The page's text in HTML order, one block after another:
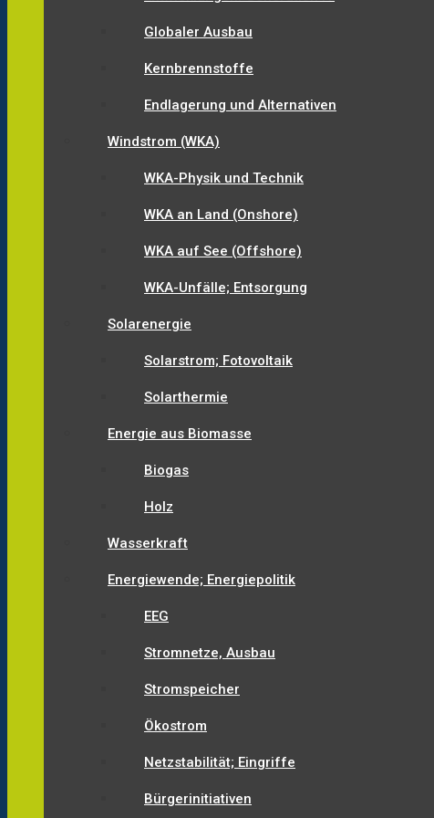
Globaler Ausbau
Kernbrennstoffe
Endlagerung und Alternativen
Windstrom (WKA)
WKA-Physik und Technik
WKA an Land (Onshore)
WKA auf See (Offshore)
WKA-Unfälle; Entsorgung
Solarenergie
Solarstrom; Fotovoltaik
Solarthermie
Energie aus Biomasse
Biogas
Holz
Wasserkraft
Energiewende; Energiepolitik
EEG
Stromnetze, Ausbau
Stromspeicher
Ökostrom
Netzstabilität; Eingriffe
Bürgerinitiativen